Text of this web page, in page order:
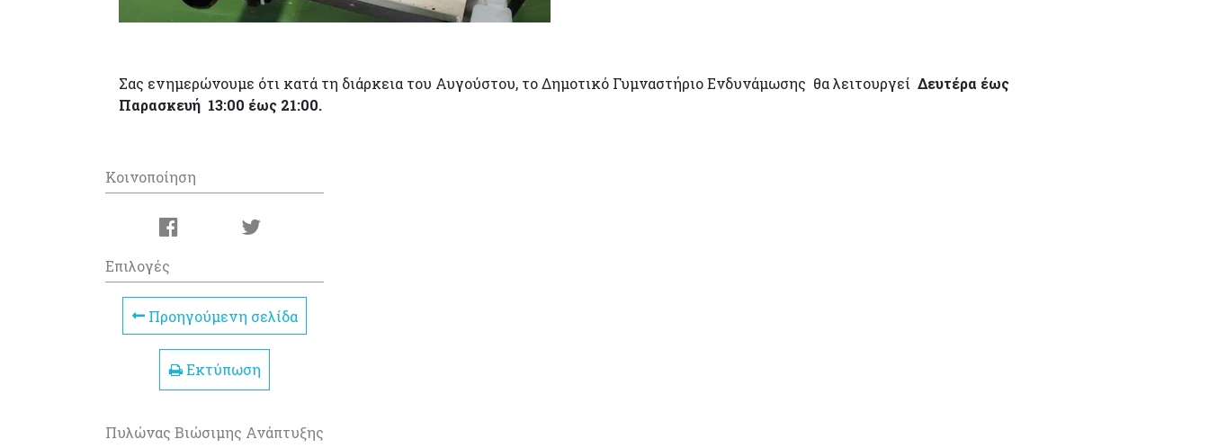
Σας ενημερώνουμε ότι κατά τη διάρκεια του Αυγούστου, το Δημοτικό Γυμναστήριο Ενδυνάμωσης θα λειτουργεί Δευτέρα έως
Παρασκευή 13:00 έως 21:00.
Κοινοποίηση
Επιλογές
Προηγούμενη σελίδα
Εκτύπωση
Πυλώνας Βιώσιμης Ανάπτυξης